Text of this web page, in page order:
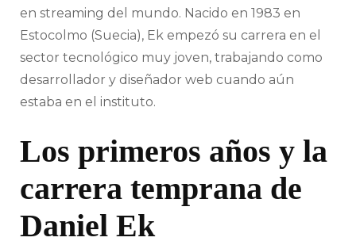
en streaming del mundo. Nacido en 1983 en
Estocolmo (Suecia), Ek empezó su carrera en el
sector tecnológico muy joven, trabajando como
desarrollador y diseñador web cuando aún
estaba en el instituto.
Los primeros años y la
carrera temprana de
Daniel Ek